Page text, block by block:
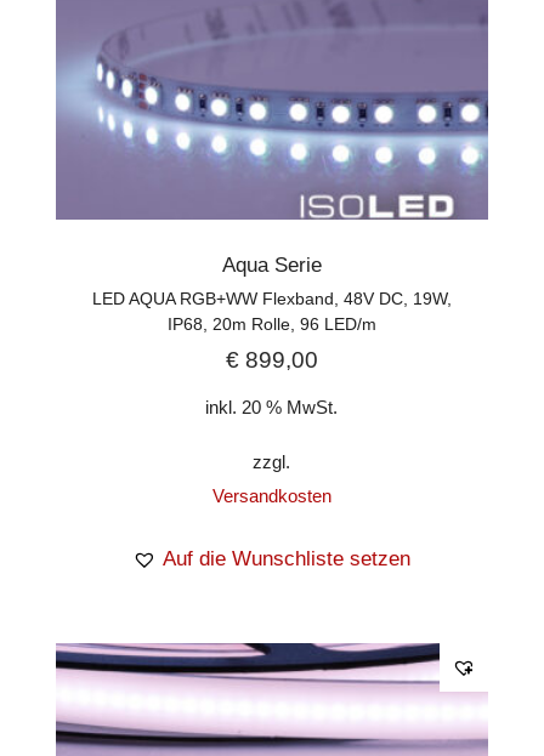
Aqua Serie
LED AQUA RGB+WW Flexband, 48V DC, 19W,
IP68, 20m Rolle, 96 LED/m
€899,00
inkl. 20 % MwSt.
zzgl.
Versandkosten
Auf die Wunschliste setzen